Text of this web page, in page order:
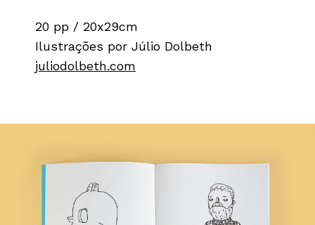
20 pp / 20x29cm
Ilustrações por Júlio Dolbeth
juliodolbeth.com